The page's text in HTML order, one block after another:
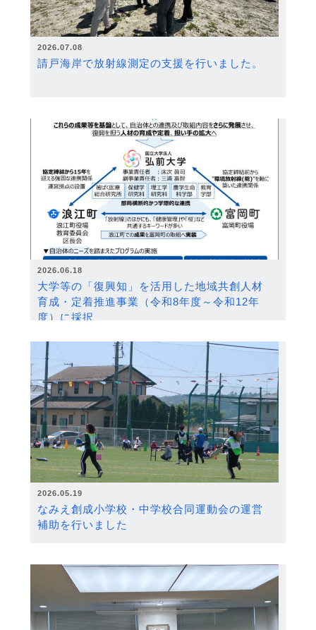
2026.07.08
請戸海岸で放射線測定の支援を行いました。
2026.06.18
大学等の「復興知」を活用した地域共創人材
育成・定着推進事業（令和8年度～令和12年
度）に採択
2026.05.19
なみえ創成小学校・中学校合同運動会の運営
補助を行いました